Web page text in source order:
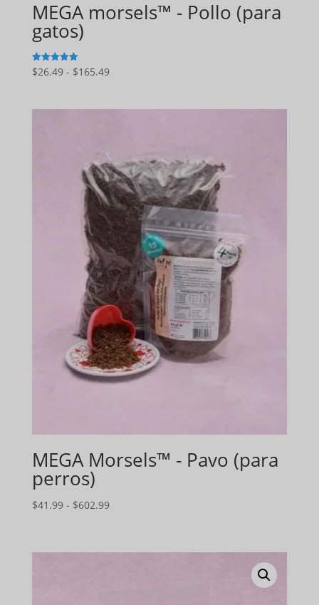
MEGA morsels™ - Pollo (para
gatos)
5
de 5
$26.49 - $165.49Gama
MEGA Morsels™ - Pavo (para
perros)
$41.99 - $602.99Gama
$41.99